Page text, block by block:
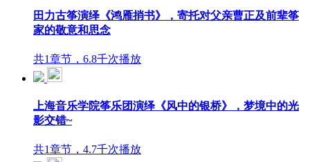
田力古筝演绎《鸿雁捎书》，寄托对父亲曹正及前辈筝
家的敬意和思念
共1章节，6.8千次播放
上海音乐学院筝乐团演绎《风中的银桥》，梦境中的光
影交错~
共1章节，4.7千次播放